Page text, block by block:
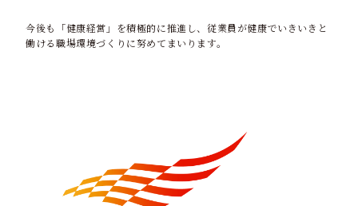
今後も「健康経営」を積極的に推進し、従業員が健康でいきいきと
働ける職場環境づくりに努めてまいります。